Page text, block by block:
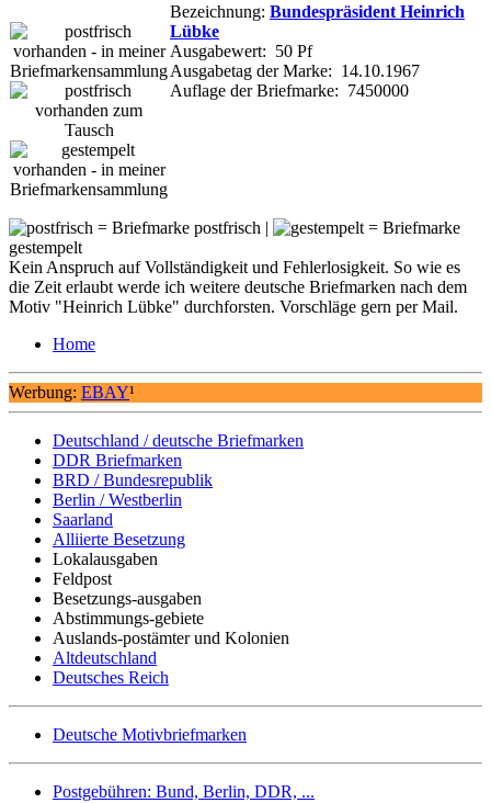
Bezeichnung: Bundespräsident Heinrich
Lübke
Ausgabewert: 50 Pf
Ausgabetag der Marke: 14.10.1967
Auflage der Briefmarke: 7450000
= Briefmarke postfrisch |
= Briefmarke
gestempelt
Kein Anspruch auf Vollständigkeit und Fehlerlosigkeit. So wie es
die Zeit erlaubt werde ich weitere deutsche Briefmarken nach dem
Motiv "Heinrich Lübke" durchforsten. Vorschläge gern per Mail.
Home
Werbung: EBAY¹
Deutschland / deutsche Briefmarken
DDR Briefmarken
BRD / Bundesrepublik
Berlin / Westberlin
Saarland
Alliierte Besetzung
Lokalausgaben
Feldpost
Besetzungs-ausgaben
Abstimmungs-gebiete
Auslands-postämter und Kolonien
Altdeutschland
Deutsches Reich
Deutsche Motivbriefmarken
Postgebühren: Bund, Berlin, DDR, ...